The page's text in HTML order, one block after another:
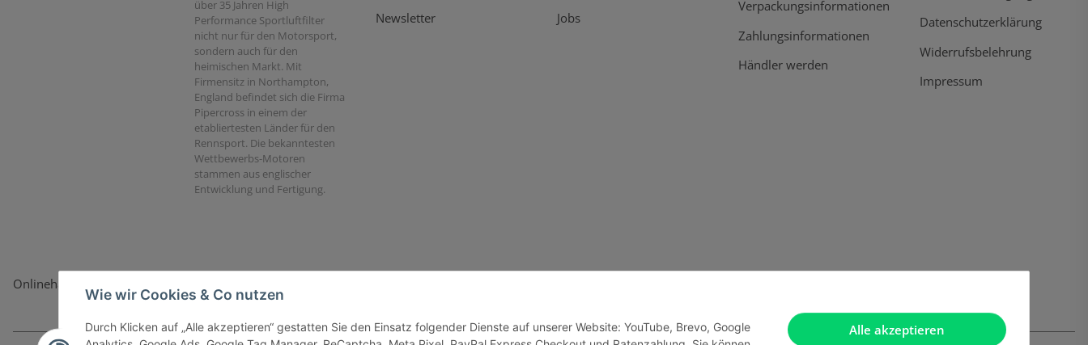
Alle akzeptieren
Wie wir Cookies & Co nutzen
Durch Klicken auf „Alle akzeptieren“ gestatten Sie den Einsatz folgender Dienste auf unserer Website: YouTube, Brevo, Google
über 35 Jahren High
Performance Sportluftfilter
nicht nur für den Motorsport,
sondern auch für den
heimischen Markt. Mit
Firmensitz in Northampton,
England befindet sich die Firma
Pipercross in einem der
etabliertesten Länder für den
Rennsport. Die bekanntesten
Wettbewerbs-Motoren
stammen aus englischer
Entwicklung und Fertigung.
Newsletter
Jobs
Verpackungsinformationen
Zahlungsinformationen
Händler werden
Datenschutzerklärung
Widerrufsbelehrung
Impressum
Onlinehandel basiert auf Vertrauen: